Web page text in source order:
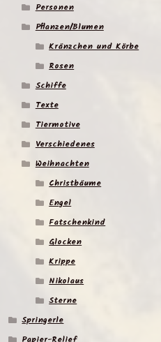
Personen
Pflanzen/Blumen
Kränzchen und Körbe
Rosen
Schiffe
Texte
Tiermotive
Verschiedenes
Weihnachten
Christbäume
Engel
Fatschenkind
Glocken
Krippe
Nikolaus
Sterne
Springerle